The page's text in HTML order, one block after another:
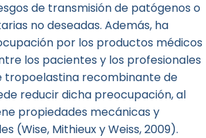
de transmisión de patógenos o
no deseadas. Además, ha
por los productos médicos
los pacientes y los profesionales
tropoelastina recombinante de
reducir dicha preocupación, al
propiedades mecánicas y
(Wise, Mithieux y Weiss, 2009).